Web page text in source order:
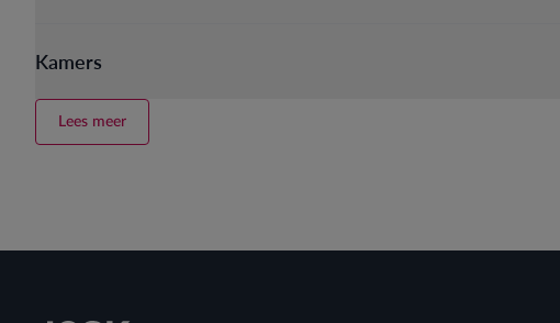
Kamers
Lees meer